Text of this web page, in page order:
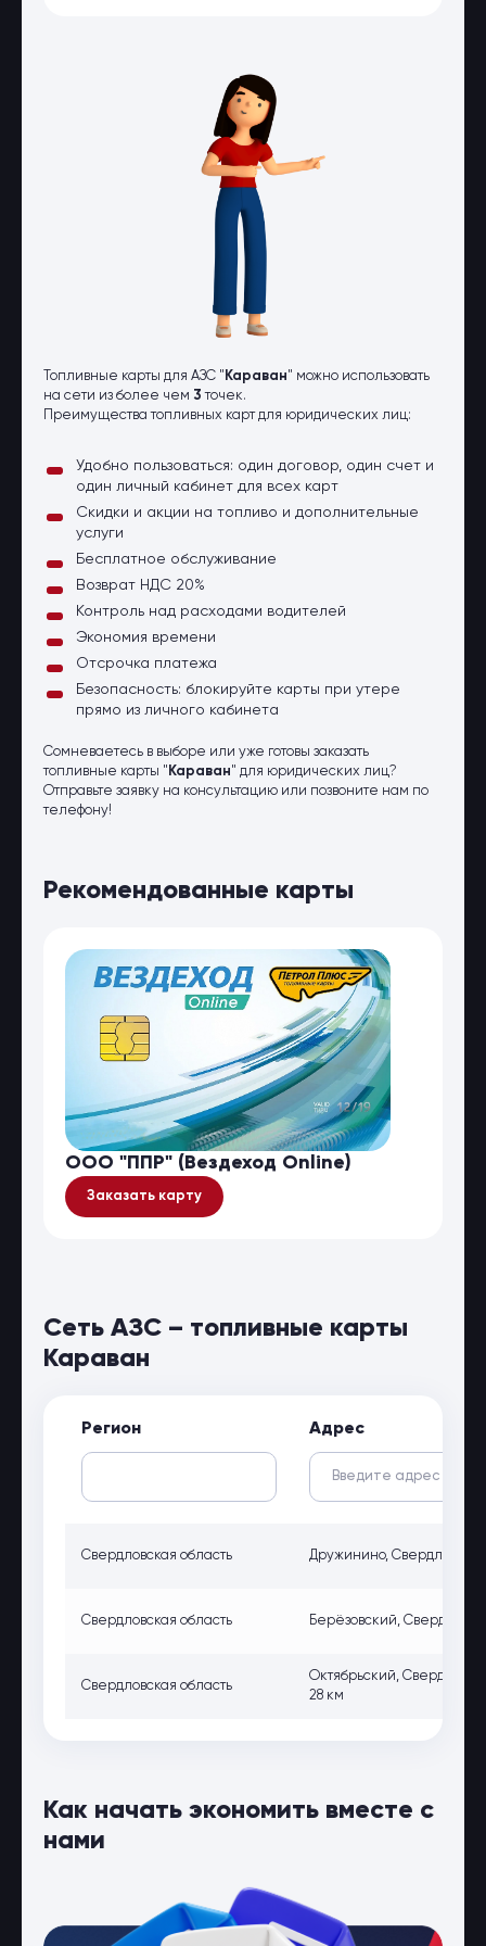
Топливные карты для АЗС " Караван" можно использовать
на сети из более чем 3 точек.
Преимущества топливных карт для юридических лиц:
Удобно пользоваться: один договор, один счет и
один личный кабинет для всех карт
Скидки и акции на топливо и дополнительные
услуги
Бесплатное обслуживание
Возврат НДС 20%
Контроль над расходами водителей
Экономия времени
Отсрочка платежа
Безопасность: блокируйте карты при утере
прямо из личного кабинета
Сомневаетесь в выборе или уже готовы заказать
топливные карты " Караван" для юридических лиц?
Отправьте заявку на консультацию или позвоните нам по
телефону!
Рекомендованные карты
ООО "ППР" (Вездеход Online)
Заказать карту
Сеть АЗС – топливные карты
Караван
Регион Адрес
Свердловская область Дружинино,
Свердловская область Берёзовский,
Свердловская область
Октябрьский,
28 км
Как начать экономить вместе с
нами
Страхование физических лиц
Страхование юридических лиц
Страховые компании
Электронные перевозочные